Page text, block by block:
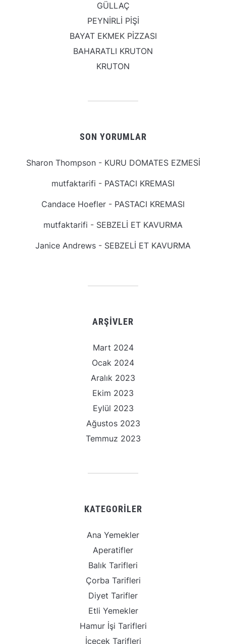
GÜLLAÇ
PEYNİRLİ PİŞİ
BAYAT EKMEK PİZZASI
BAHARATLI KRUTON
KRUTON
SON YORUMLAR
Sharon Thompson- KURU DOMATES EZMESİ
mutfaktarifi - PASTACI KREMASI
Candace Hoefler - PASTACI KREMASI
mutfaktarifi - SEBZELİ ET KAVURMA
Janice Andrews - SEBZELİ ET KAVURMA
ARŞIVLER
Mart 2024
Ocak 2024
Aralık 2023
Ekim 2023
Eylül 2023
Ağustos 2023
Temmuz 2023
KATEGORILER
Ana Yemekler
Aperatifler
Balık Tarifleri
Çorba Tarifleri
Diyet Tarifler
Etli Yemekler
Hamur İşi Tarifleri
İçecek Tarifleri